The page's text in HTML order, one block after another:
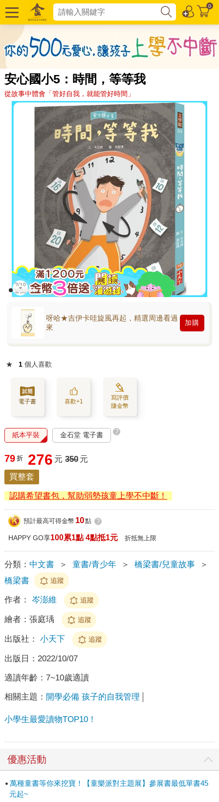
0
安心國小5：時間，等等我
從故事中體會「管好自我，就能管好時間」
呀哈★吉伊卡哇旋風再起，精選周邊看過
來
加購
★ 1 個人喜歡
電子書 喜歡+1
寫評價
賺金幣
紙本平裝 金石堂 電子書 ?
79 折 276 元 350 元
買整套
認購希望書包，幫助弱勢孩童上學不中斷！
預計最高可得金幣 10點 ?
HAPPY GO享100累1點 4點抵1元 折抵無上限
分類： 中文書 ＞ 童書/青少年 ＞ 橋梁書/兒童故事
＞
橋梁書
追蹤
作者： 岑澎維 追蹤
繪者： 張庭瑀 追蹤
出版社： 小天下 追蹤
出版日： 2022/10/07
適讀年齡： 7~10歲適讀
相關主題： 開學必備 孩子的自我管理
小學生最愛讀物TOP10！
優惠活動
萬種童書等你來挖寶！【童樂派對主題展】參展書最低單書45
元起~